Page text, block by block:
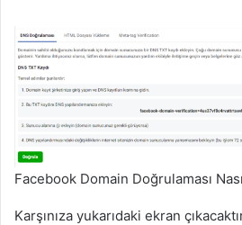
Facebook Domain Doğrulaması
Karşınıza yukarıdaki ekran